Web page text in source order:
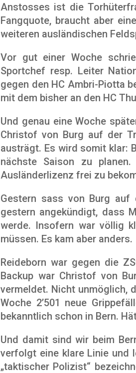
Anstosses ist die
Fangquote, braucht aber
weiteren ausländischen
Vor gut einer Woche
Sportchef resp. Leiter
gegen den HC Ambri-Piotta
mit dem bisher an den HC
Und genau eine Woche
Christof von Burg auf der
austrägt. Es wird somit klar:
nächste Saison zu
Ausländerlizenz frei zu
Gestern sass von Burg auf
gestern angekündigt, dass
werde. Insofern war völlig
müssen. Es kam aber anders.
Reideborn war gegen die
Backup war Christof von
vermeldet. Nicht unmöglich,
Woche 2’501 neue
bekanntlich schon in Bern.
Und damit sind wir beim
verfolgt eine klare Linie und
„taktischer Polizist“